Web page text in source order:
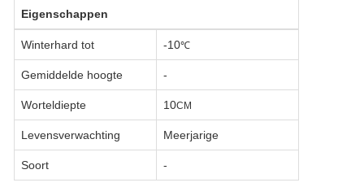
Eigenschappen
Winterhard tot -10℃
Gemiddelde hoogte -
Worteldiepte 10CM
Levensverwachting Meerjarige
Soort -